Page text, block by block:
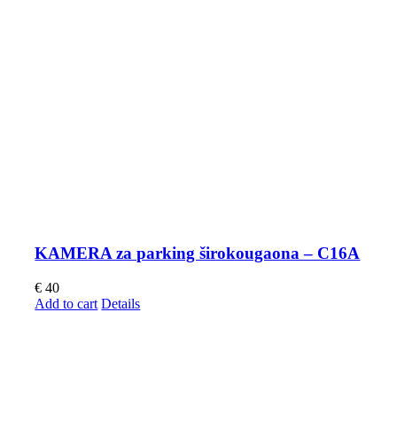
KAMERA za parking širokougaona – C16A
€ 40
Add to cart Details